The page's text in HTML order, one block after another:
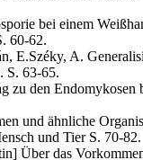
bei einem
60-62.
E.Széky, A.
S. 63-65.
zu den Endomykosen
und ähnliche
und TierS. 70-82.
Über das